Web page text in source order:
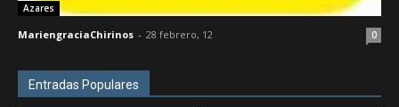
Azares
MariengraciaChirinos - 28 febrero, 12 0
Entradas Populares